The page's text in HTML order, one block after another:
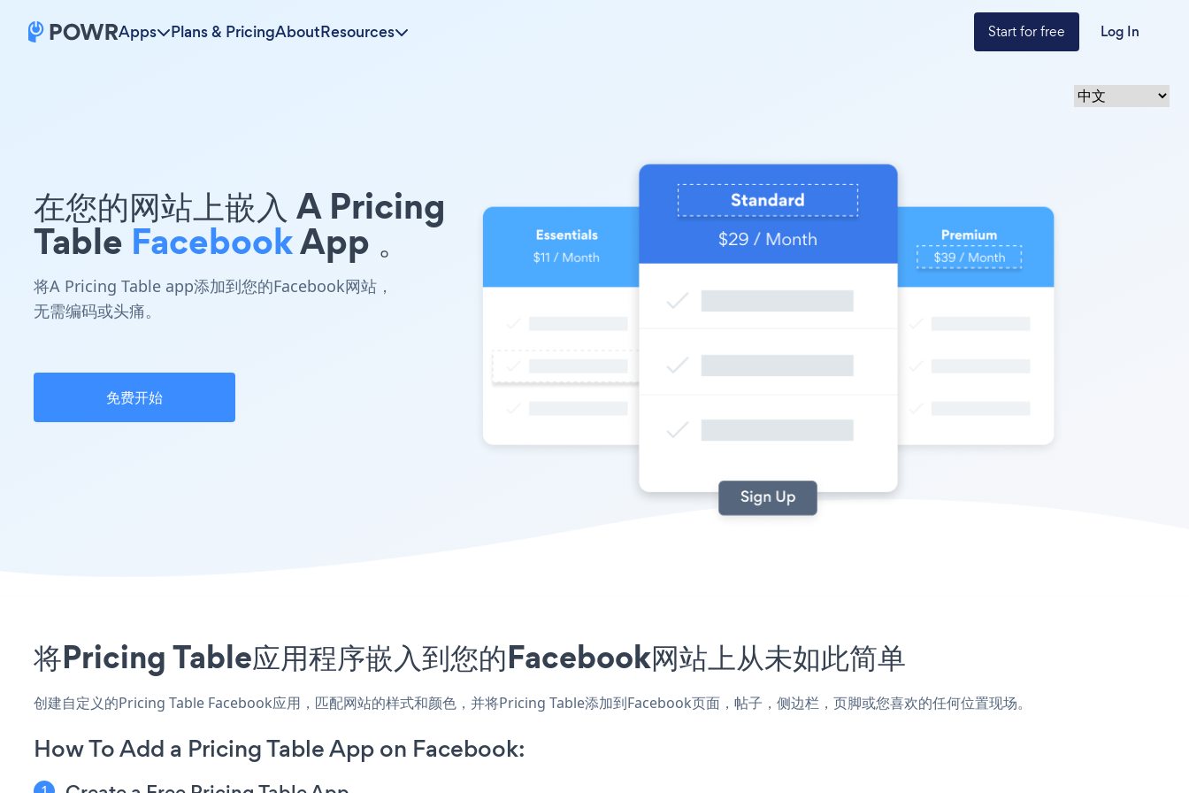
Apps Plans & PricingAboutResources Start for free Log In
在您的网站上嵌入 A Pricing
Table FacebookApp 。
将A Pricing Table app添加到您的Facebook网站，
无需编码或头痛。
免费开始
将Pricing Table应用程序嵌入到您的Facebook网站上从未如此简单
创建自定义的Pricing Table Facebook应用，匹配网站的样式和颜色，并将Pricing Table添加到Facebook页面，帖子，侧边栏，页脚或您喜欢的任何位置现场。
How To Add a Pricing Table App on Facebook: